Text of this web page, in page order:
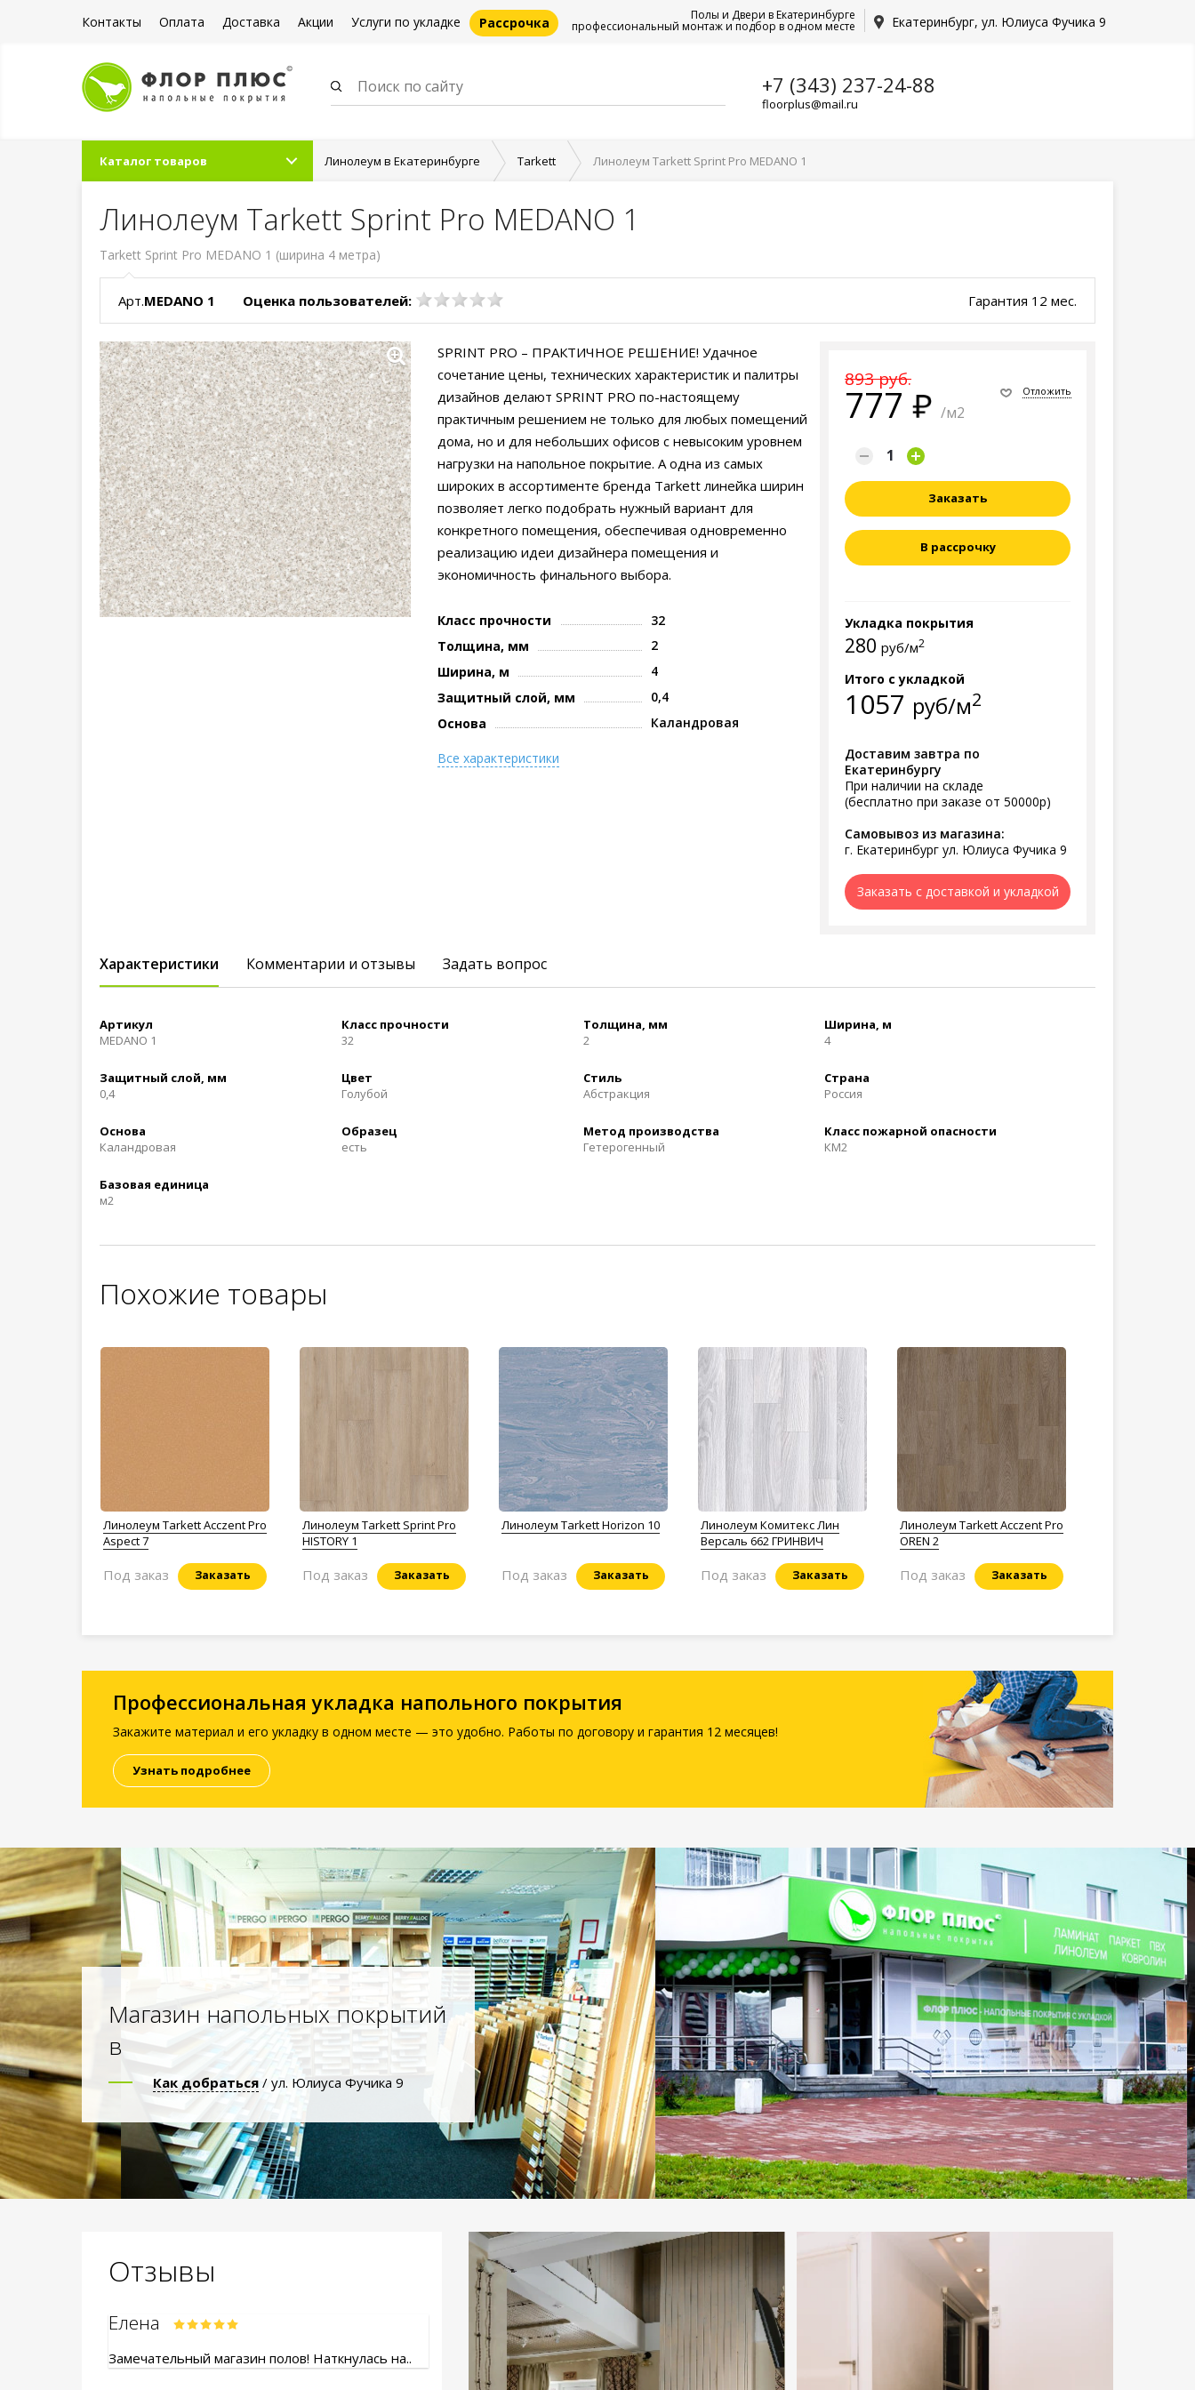
Контакты Оплата Доставка Акции Услуги по укладке Рассрочка Екатеринбург, ул. Юлиуса Фучика 9
Полы и Двери в Екатеринбурге
профессиональный монтаж и подбор в одном месте
+7 (343) 237-24-88
floorplus@mail.ru
Каталог товаров Линолеум в Екатеринбурге Tarkett Линолеум Tarkett Sprint Pro MEDANO 1
Линолеум Tarkett Sprint Pro MEDANO 1
Tarkett Sprint Pro MEDANO 1 (ширина 4 метра)
Арт.MEDANO 1 Оценка пользователей: Гарантия 12 мес.
893 руб.
777 /м2
Отложить
Заказать
В рассрочку
Укладка покрытия
280 руб/м2
Итого с укладкой
1057 руб/м2
Доставим завтра по
Екатеринбургу
При наличии на складе
(бесплатно при заказе от 50000р)
Самовывоз из магазина:
г. Екатеринбург ул. Юлиуса Фучика 9
Заказать с доставкой и укладкой
SPRINT PRO – ПРАКТИЧНОЕ РЕШЕНИЕ! Удачное
сочетание цены, технических характеристик и палитры
дизайнов делают SPRINT PRO по-настоящему
практичным решением не только для любых помещений
дома, но и для небольших офисов с невысоким уровнем
нагрузки на напольное покрытие. А одна из самых
широких в ассортименте бренда Tarkett линейка ширин
позволяет легко подобрать нужный вариант для
конкретного помещения, обеспечивая одновременно
реализацию идеи дизайнера помещения и
экономичность финального выбора.
Класс прочности
32
Толщина, мм
2
Ширина, м
4
Защитный слой, мм
0,4
Основа
Каландровая
Все характеристики
Характеристики Комментарии и отзывы Задать вопрос
Артикул
MEDANO 1
Класс прочности
32
Толщина, мм
2
Ширина, м
4
Защитный слой, мм
0,4
Цвет
Голубой
Стиль
Абстракция
Страна
Россия
Основа
Каландровая
Образец
есть
Метод производства
Гетерогенный
Класс пожарной опасности
КМ2
Базовая единица
м2
Похожие товары
Линолеум Tarkett Acczent Pro
Aspect 7
Заказать
Под заказ
Линолеум Tarkett Sprint Pro
HISTORY 1
Заказать
Под заказ
Линолеум Tarkett Horizon 10
Заказать
Под заказ
Линолеум Комитекс Лин
Версаль 662 ГРИНВИЧ
Заказать
Под заказ
Линолеум Tarkett Acczent Pro
OREN 2
Заказать
Под заказ
Профессиональная укладка напольного покрытия
Закажите материал и его укладку в одном месте — это удобно. Работы по договору и гарантия 12 месяцев!
Узнать подробнее
Магазин напольных покрытий
в
Как добраться / ул. Юлиуса Фучика 9
Отзывы
Елена
Замечательный магазин полов! Наткнулась на..